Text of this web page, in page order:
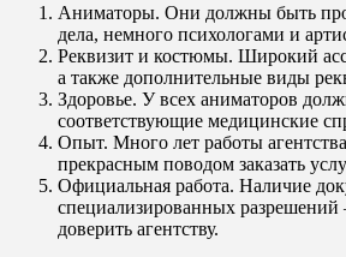
Аниматоры. Они должны быть
дела, немного психологами и
Реквизит и костюмы. Широкий
а также дополнительные виды
Здоровье. У всех аниматоров
соответствующие медицинские
Опыт. Много лет работы
прекрасным поводом заказать
Официальная работа. Наличие
специализированных разрешений
доверить агентству.